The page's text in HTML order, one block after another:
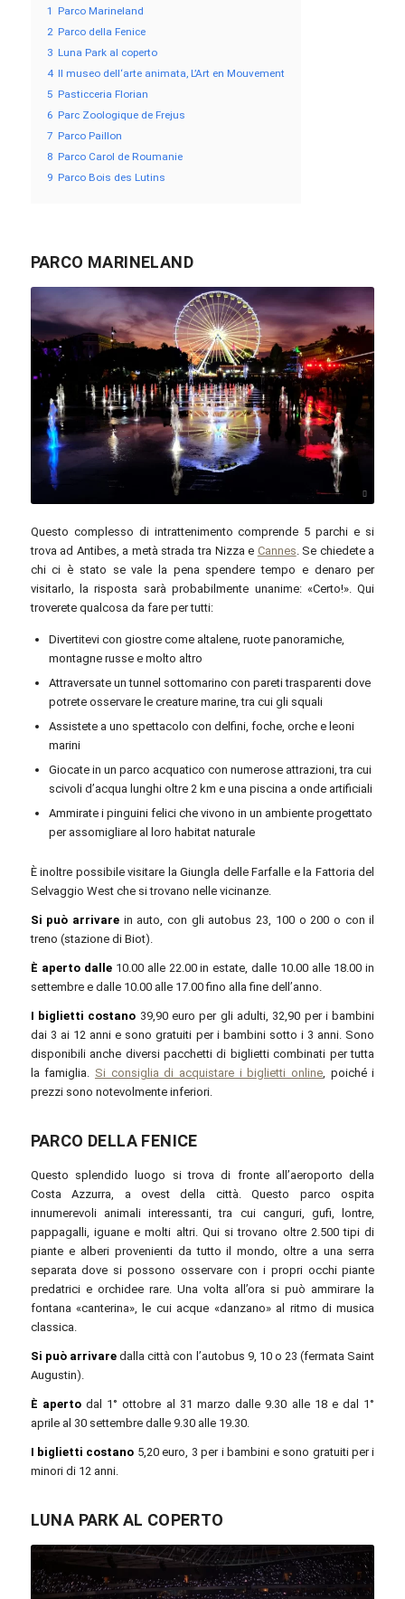
1 Parco Marineland
2 Parco della Fenice
3 Luna Park al coperto
4 Il museo dell‘arte animata, L’Art en Mouvement
5 Pasticceria Florian
6 Parc Zoologique de Frejus
7 Parco Paillon
8 Parco Carol de Roumanie
9 Parco Bois des Lutins
PARCO MARINELAND
Matteo Grassi / Unsplash
Questo complesso di intrattenimento comprende 5 parchi e si
trova ad Antibes, a metà strada tra Nizza e Cannes . Se chiedete a
chi ci è stato se vale la pena spendere tempo e denaro per
visitarlo, la risposta sarà probabilmente unanime: «Certo!». Qui
troverete qualcosa da fare per tutti:
Divertitevi con giostre come altalene, ruote panoramiche,
montagne russe e molto altro
Attraversate un tunnel sottomarino con pareti trasparenti dove
potrete osservare le creature marine, tra cui gli squali
Assistete a uno spettacolo con delfini, foche, orche e leoni
marini
Giocate in un parco acquatico con numerose attrazioni, tra cui
scivoli d’acqua lunghi oltre 2 km e una piscina a onde artificiali
Ammirate i pinguini felici che vivono in un ambiente progettato
per assomigliare al loro habitat naturale
È inoltre possibile visitare la Giungla delle Farfalle e la Fattoria del
Selvaggio West che si trovano nelle vicinanze.
Si può arrivare in auto, con gli autobus 23, 100 o 200 o con il
treno (stazione di Biot).
È aperto dalle10.00 alle 22.00 in estate, dalle 10.00 alle 18.00 in
settembre e dalle 10.00 alle 17.00 fino alla fine dell’anno.
I biglietti costano 39,90 euro per gli adulti, 32,90 per i bambini
dai 3 ai 12 anni e sono gratuiti per i bambini sotto i 3 anni. Sono
disponibili anche diversi pacchetti di biglietti combinati per tutta
la famiglia. Si consiglia di acquistare i biglietti online , poiché i
prezzi sono notevolmente inferiori.
PARCO DELLA FENICE
Questo splendido luogo si trova di fronte all’aeroporto della
Costa Azzurra, a ovest della città. Questo parco ospita
innumerevoli animali interessanti, tra cui canguri, gufi, lontre,
pappagalli, iguane e molti altri. Qui si trovano oltre 2.500 tipi di
piante e alberi provenienti da tutto il mondo, oltre a una serra
separata dove si possono osservare con i propri occhi piante
predatrici e orchidee rare. Una volta all’ora si può ammirare la
fontana «canterina», le cui acque «danzano» al ritmo di musica
classica.
Si può arrivaredalla città con l’autobus 9, 10 o 23 (fermata Saint
Augustin).
È apertodal 1° ottobre al 31 marzo dalle 9.30 alle 18 e dal 1°
aprile al 30 settembre dalle 9.30 alle 19.30.
I biglietti costano 5,20 euro, 3 per i bambini e sono gratuiti per i
minori di 12 anni.
LUNA PARK AL COPERTO